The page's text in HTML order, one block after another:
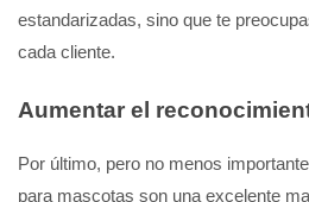
estandarizadas, sino que te
cada cliente.
Aumentar el
Por último, pero no menos
para mascotas son una excelente